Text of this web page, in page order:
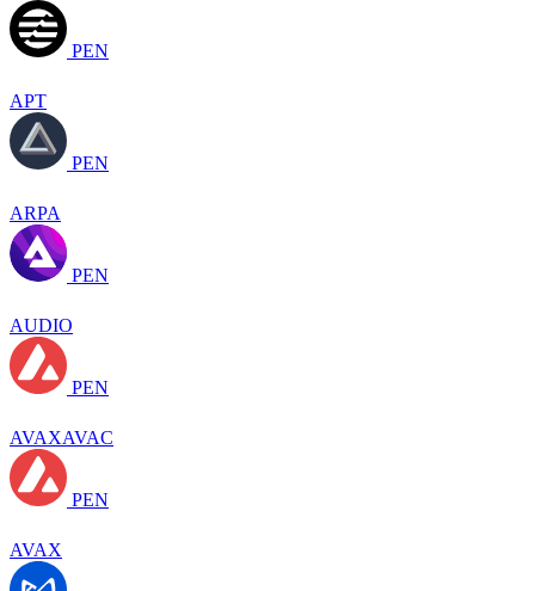
PEN
APT
PEN
ARPA
PEN
AUDIO
PEN
AVAXAVAC
PEN
AVAX